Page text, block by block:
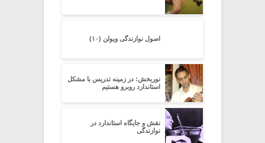
اصول نوازندگی ویولن (۱۰)
نوربخش: در زمینه تدریس با مشکل
استاندارد روبرو هستیم
نقش و جایگاه استاندارد در
نوازندگی